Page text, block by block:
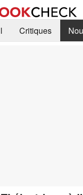
Critiques